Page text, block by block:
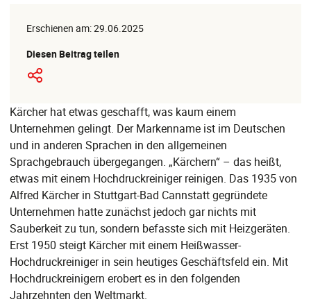
Erschienen am: 29.06.2025
Diesen Beitrag teilen
Kärcher hat etwas geschafft, was kaum einem
Unternehmen gelingt. Der Markenname ist im Deutschen
und in anderen Sprachen in den allgemeinen
Sprachgebrauch übergegangen. „Kärchern“ – das heißt,
etwas mit einem Hochdruckreiniger reinigen. Das 1935 von
Alfred Kärcher in Stuttgart-Bad Cannstatt gegründete
Unternehmen hatte zunächst jedoch gar nichts mit
Sauberkeit zu tun, sondern befasste sich mit Heizgeräten.
Erst 1950 steigt Kärcher mit einem Heißwasser-
Hochdruckreiniger in sein heutiges Geschäftsfeld ein. Mit
Hochdruckreinigern erobert es in den folgenden
Jahrzehnten den Weltmarkt.